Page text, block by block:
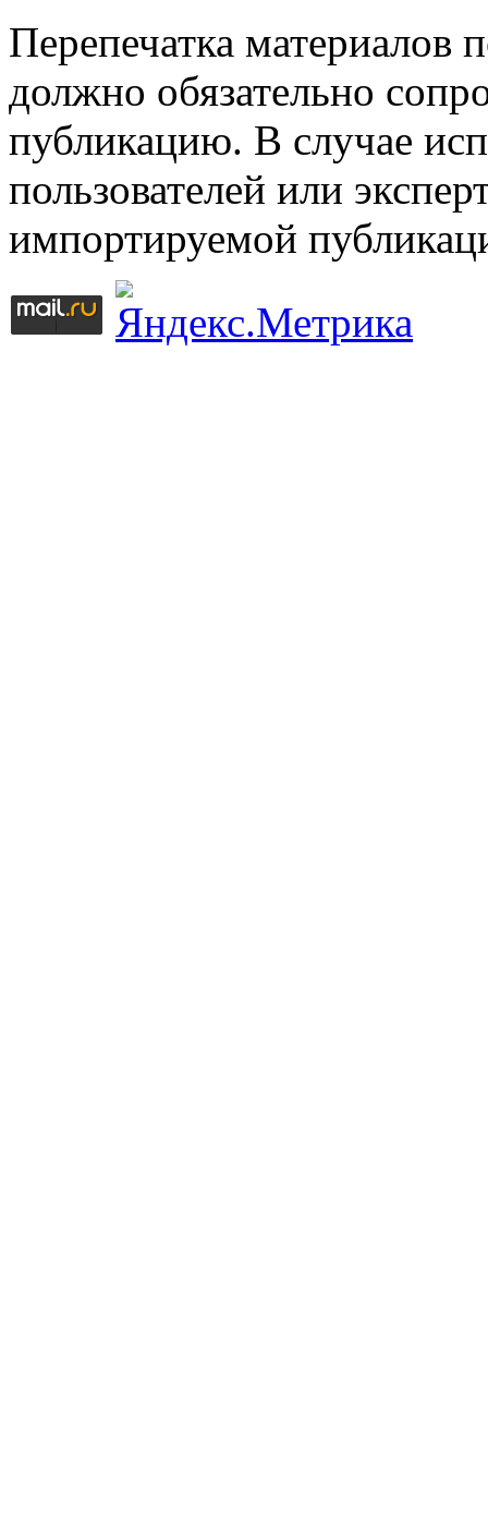
Перепечатка материалов
должно обязательно
публикацию. В случае
пользователей или
импортируемой